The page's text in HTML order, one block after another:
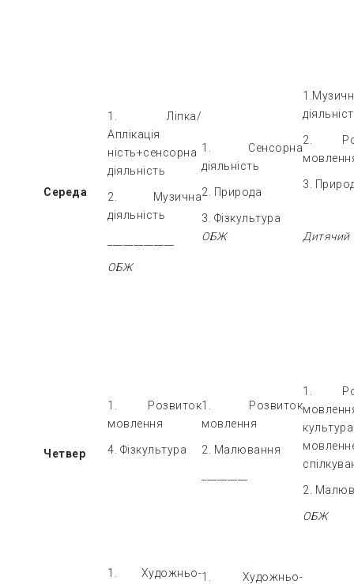
Середа
1. Ліпка/
Аплікація
ність+сенсорна
діяльність
2. Музична
діяльність
ОБЖ
1. Сенсорна
діяльність
2. Природа
3. Фізкультура
ОБЖ
2.
3.
Дитячий
Четвер
1. Розвиток
мовлення
4. Фізкультура
1. Розвиток
мовлення
2. Малювання
1.
культура
2.
ОБЖ
1. Художньо-1. Художньо-